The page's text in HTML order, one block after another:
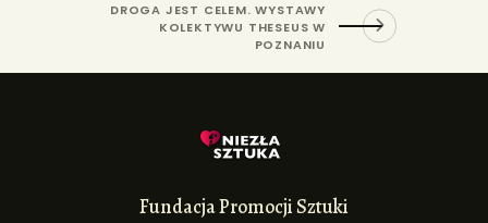
DROGA JEST CELEM. WYSTAWY
KOLEKTYWU THESEUS W
POZNANIU
Fundacja Promocji Sztuki